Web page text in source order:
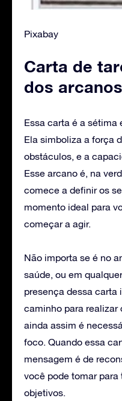
Pixabay
Carta de
dos
Essa carta é a sétima
Ela simboliza a força
obstáculos, e a
Esse arcano é, na
comece a definir os
momento ideal para
começar a agir.
Não importa se é no
saúde, ou em
presença dessa carta
caminho para realizar
ainda assim é
foco. Quando essa
mensagem é de
você pode tomar
objetivos.